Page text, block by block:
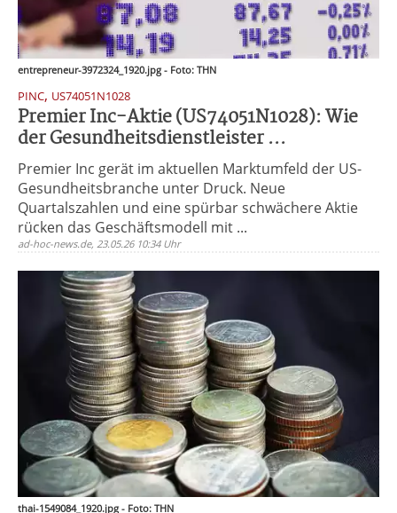
entrepreneur-3972324_1920.jpg - Foto: THN
PINC, US74051N1028
Premier Inc-Aktie (US74051N1028): Wie
der Gesundheitsdienstleister ...
Premier Inc gerät im aktuellen Marktumfeld der US-
Gesundheitsbranche unter Druck. Neue
Quartalszahlen und eine spürbar schwächere Aktie
rücken das Geschäftsmodell mit ...
ad-hoc-news.de, 23.05.26 10:34 Uhr
thai-1549084_1920.jpg - Foto: THN